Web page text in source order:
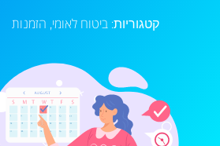
קטגוריות: ביטוח לאומי, הזמנות